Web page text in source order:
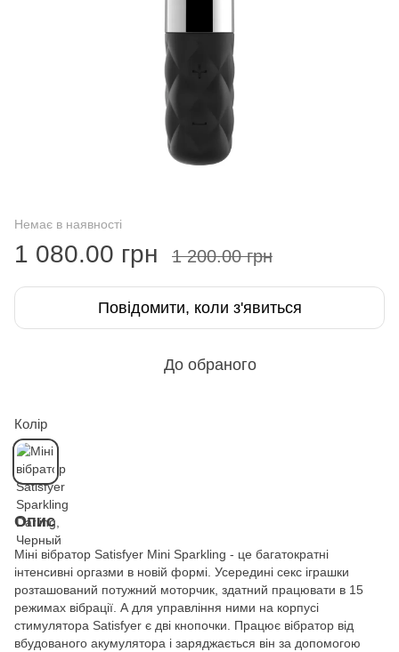
Немає в наявності
1 080.00 грн 1 200.00 грн
Повідомити, коли з'явиться
До обраного
Колір
Опис
Міні вібратор Satisfyer Mini Sparkling - це багатократні
інтенсивні оргазми в новій формі. Усередині секс іграшки
розташований потужний моторчик, здатний працювати в 15
режимах вібрації. А для управління ними на корпусі
стимулятора Satisfyer є дві кнопочки. Працює вібратор від
вбудованого акумулятора і заряджається він за допомогою